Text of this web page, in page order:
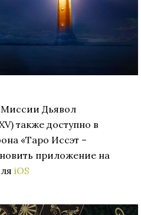
Дьявол
также доступно в
«Таро Иссэт –
приложение на
iOS